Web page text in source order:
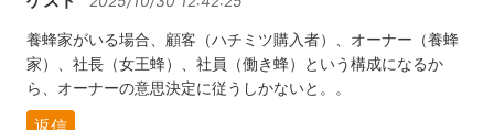
養蜂家がいる場合、顧客（ハチミツ購入者）、オーナー（養蜂
家）、社長（女王蜂）、社員（働き蜂）という構成になるか
ら、オーナーの意思決定に従うしかないと。。